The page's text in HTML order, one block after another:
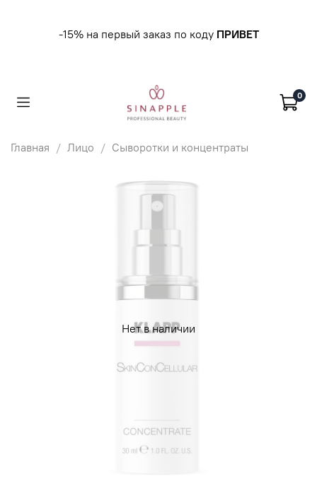
-15% на первый заказ по коду ПРИВЕТ
0
Главная Лицо Сыворотки и концентраты
Нет в наличии